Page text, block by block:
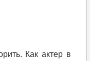
Как актер в